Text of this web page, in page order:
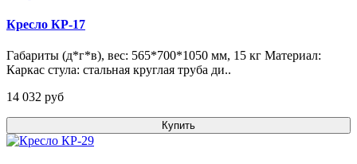
Кресло КР-17
Габариты (д*г*в), вес: 565*700*1050 мм, 15 кг Материал:
Каркас стула: стальная круглая труба ди..
14 032 pуб
Купить